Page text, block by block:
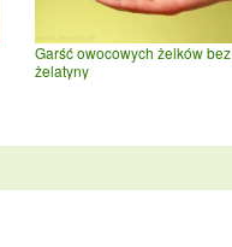
Garść owocowych żelków bez
żelatyny